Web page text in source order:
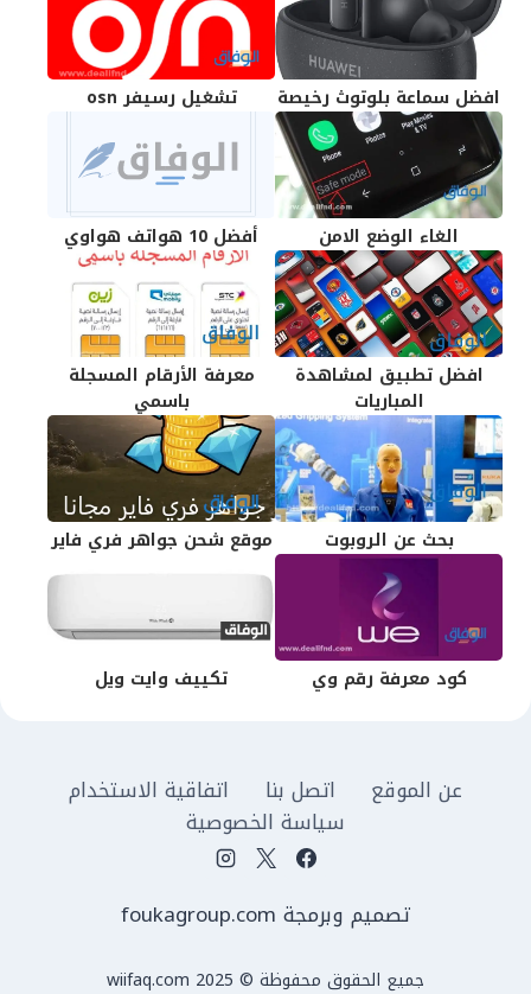
افضل سماعة بلوتوث رخيصة تشغيل رسيفر osn
الغاء الوضع الامن أفضل 10 هواتف هواوي
افضل تطبيق لمشاهدة
المباريات
معرفة الأرقام المسجلة
باسمي
بحث عن الروبوت موقع شحن جواهر فري فاير
كود معرفة رقم وي تكييف وايت ويل
عن الموقع اتصل بنا
اتفاقية الاستخدام
سياسة الخصوصية
تصميم وبرمجة foukagroup.com
جميع الحقوق محفوظة © wiifaq.com 2025